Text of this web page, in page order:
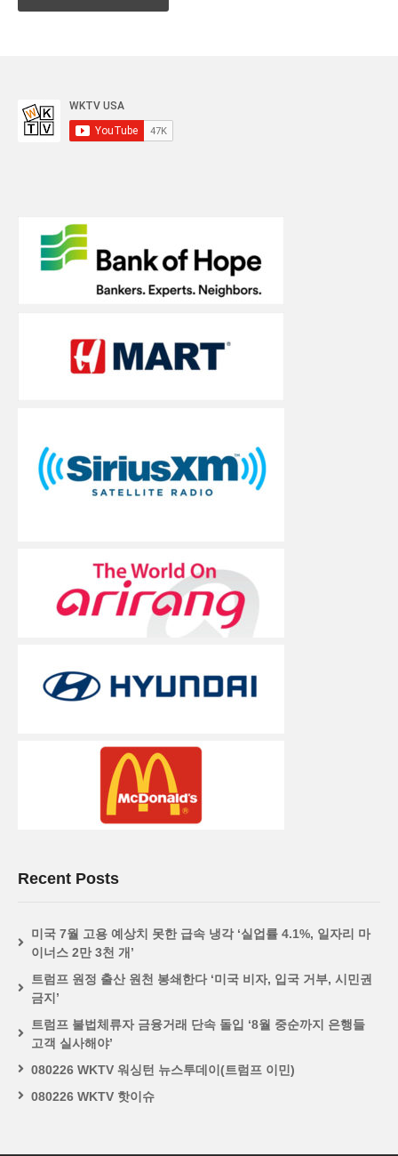
Recent Posts
미국 7월 고용 예상치 못한 급속 냉각 ‘실업률 4.1%, 일자리 마
이너스 2만 3천 개’
트럼프 원정 출산 원천 봉쇄한다 ‘미국 비자, 입국 거부, 시민권
금지’
트럼프 불법체류자 금융거래 단속 돌입 ‘8월 중순까지 은행들
고객 실사해야’
080226 WKTV 워싱턴 뉴스투데이(트럼프 이민)
080226 WKTV 핫이슈